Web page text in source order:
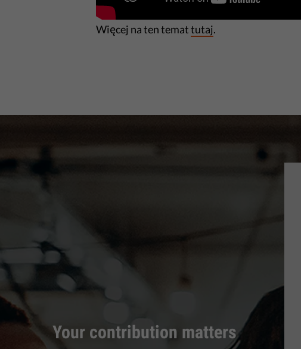
Więcej na ten temattutaj.
Your contribution matters